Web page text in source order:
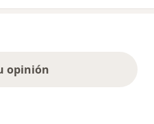
opinión